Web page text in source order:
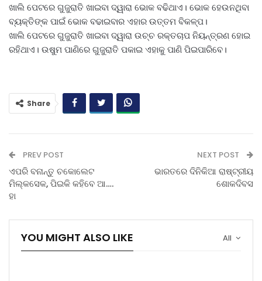
ଖାଲି ପେଟରେ ଗୁଜୁରାତି ଖାଇବା ଦ୍ୱାରା ଭୋକ ବଢିଥାଏ। ଭୋକ ହେଉନଥିବା
ବ୍ୟକ୍ତିଙ୍କ ପାଇଁ ଭୋକ ବଢାଇବାର ଏହାର ଉତ୍ତମ ବିକଳ୍ପ।
ଖାଲି ପେଟରେ ଗୁଜୁରାତି ଖାଇବା ଦ୍ୱାରା ଉଚ୍ଚ ରକ୍ତଚାପ ନିୟନ୍ତ୍ରଣ ହୋଇ
ରହିଥାଏ। ଉଷୁମ ପାଣିରେ ଗୁଜୁରାତି ପକାଇ ଏହାକୁ ପାଣି ପିଇପାରିବେ।
Share
PREV POST
ଏପରି ବନାନ୍ତୁ ଚକୋଲେଟ
ମିଲ୍କସେକ, ପିଇକି କହିବେ ଆ….
ହା
NEXT POST
ଭାରତରେ ଦିନିକିଆ ରାଷ୍ଟ୍ରୀୟ
ଶୋକଦିବସ
All
YOU MIGHT ALSO LIKE